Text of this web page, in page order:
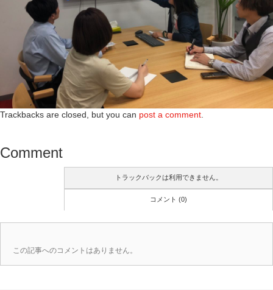
Trackbacks are closed, but you can post a comment
Comment
トラックバックは利用できません。
コメント (0)
この記事へのコメントはありません。